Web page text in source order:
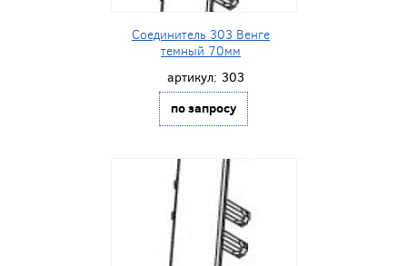
Соединитель 303 Венге
темный 70мм
артикул: 303
по запросу